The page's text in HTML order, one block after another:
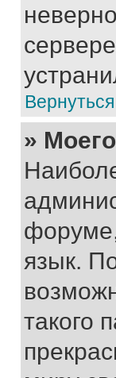
»
язык.
такого